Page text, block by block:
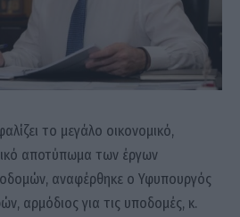
το μεγάλο οικονομικό,
αποτύπωμα των έργων
αναφέρθηκε ο Υφυπουργός
αρμόδιος για τις υποδομές, κ.